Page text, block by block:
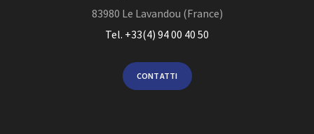
83980 Le Lavandou (France)
Tel. +33(4) 94 00 40 50
CONTATTI